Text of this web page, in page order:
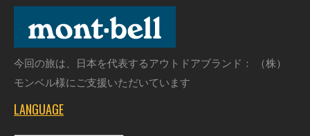
今回の旅は、日本を代表するアウトドアブランド： （株）
モンベル様にご支援いただいています
LANGUAGE